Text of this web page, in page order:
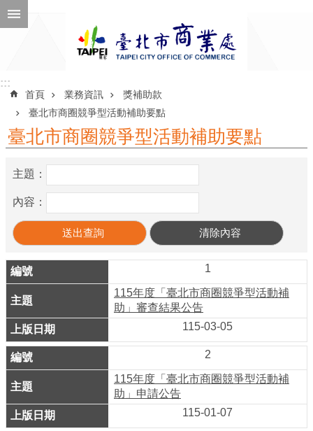
跳到主要內容區塊
公
告
息
機
介
紹
業
務
資
訊
線
上
::::::
首頁 業務資訊
獎補助款
臺北市商圈競爭型活動補助要點
臺北市商圈競爭型活動補助要點
主題：
內容：
1
115年度「臺北市商圈競爭型活動補
助」審查結果公告
115-03-05
2
115年度「臺北市商圈競爭型活動補
助」申請公告
115-01-07